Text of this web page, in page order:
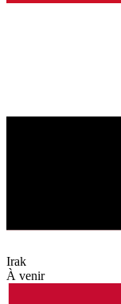
Irak
À venir